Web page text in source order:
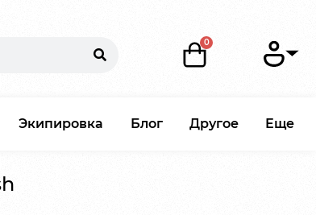
Экипировка Блог Другое Еще